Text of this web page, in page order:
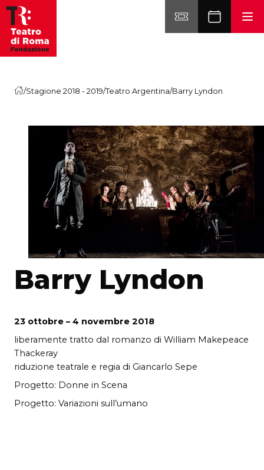
Vai al contenuto
/Stagione 2018 - 2019/Teatro Argentina/Barry Lyndon
Barry Lyndon
23 ottobre – 4 novembre 2018
liberamente tratto dal romanzo di William Makepeace
Thackeray
riduzione teatrale e regia di Giancarlo Sepe
Progetto: Donne in Scena
Progetto: Variazioni sull’umano